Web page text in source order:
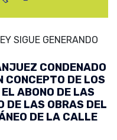
SIGUE GENERANDO
CONDENADO
DE LOS
ABONO DE LAS
DE LAS OBRAS DEL
DE LA CALLE